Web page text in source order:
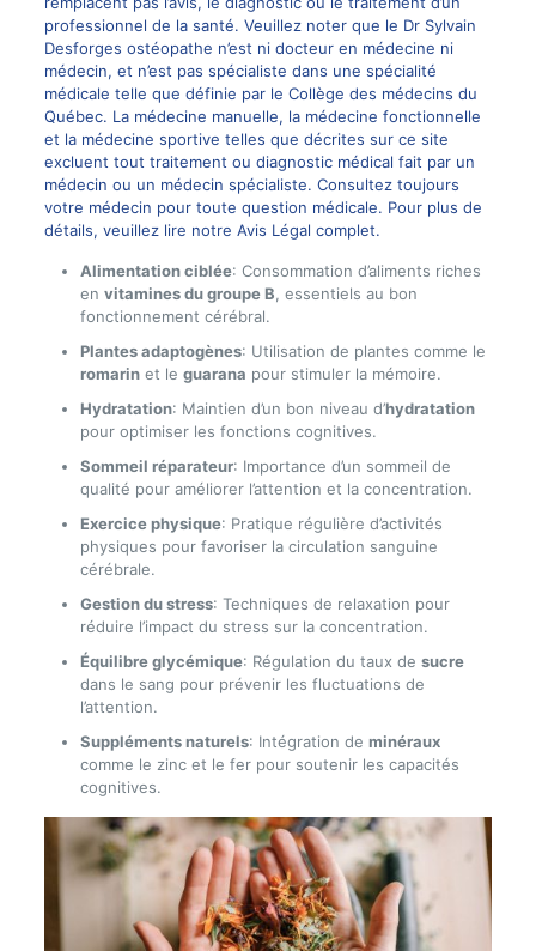
professionnel de la santé. Veuillez noter que le Dr Sylvain
Desforges ostéopathe n’est ni docteur en médecine ni
médecin, et n’est pas spécialiste dans une spécialité
médicale telle que définie par le Collège des médecins du
Québec. La médecine manuelle, la médecine fonctionnelle
et la médecine sportive telles que décrites sur ce site
excluent tout traitement ou diagnostic médical fait par un
médecin ou un médecin spécialiste. Consultez toujours
votre médecin pour toute question médicale. Pour plus de
détails, veuillez lire notre Avis Légal complet.
Alimentation ciblée: Consommation d’aliments riches
en vitamines du groupe B, essentiels au bon
fonctionnement cérébral.
Plantes adaptogènes: Utilisation de plantes comme le
romarinet le guarana pour stimuler la mémoire.
Hydratation: Maintien d’un bon niveau d’hydratation
pour optimiser les fonctions cognitives.
Sommeil réparateur: Importance d’un sommeil de
qualité pour améliorer l’attention et la concentration.
Exercice physique: Pratique régulière d’activités
physiques pour favoriser la circulation sanguine
cérébrale.
Gestion du stress: Techniques de relaxation pour
réduire l’impact du stress sur la concentration.
Équilibre glycémique: Régulation du taux de sucre
dans le sang pour prévenir les fluctuations de
l’attention.
Suppléments naturels: Intégration de minéraux
comme le zinc et le fer pour soutenir les capacités
cognitives.